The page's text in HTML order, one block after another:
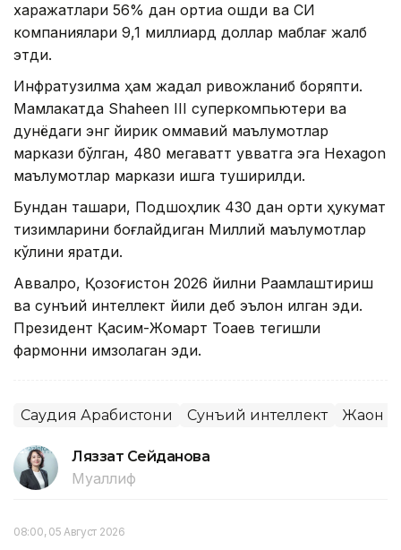
харажатлари 56% дан ортиққа ошди ва СИ
компаниялари 9,1 миллиард доллар маблағ жалб
этди.
Инфратузилма ҳам жадал ривожланиб боряпти.
Мамлакатда Shaheen III суперкомпьютери ва
дунёдаги энг йирик оммавий маълумотлар
маркази бўлган, 480 мегаватт қувватга эга Hexagon
маълумотлар маркази ишга туширилди.
Бундан ташқари, Подшоҳлик 430 дан ортиқ ҳукумат
тизимларини боғлайдиган Миллий маълумотлар
кўлини яратди.
Аввалроқ, Қозоғистон 2026 йилни Рақамлаштириш
ва сунъий интеллект йили деб эълон қилган эди.
Президент Қасим-Жомарт Тоқаев тегишли
фармонни имзолаган эди.
Саудия Арабистони Сунъий интеллект Жаҳон
Ляззат Сейданова
Муаллиф
08:00, 05 Август 2026